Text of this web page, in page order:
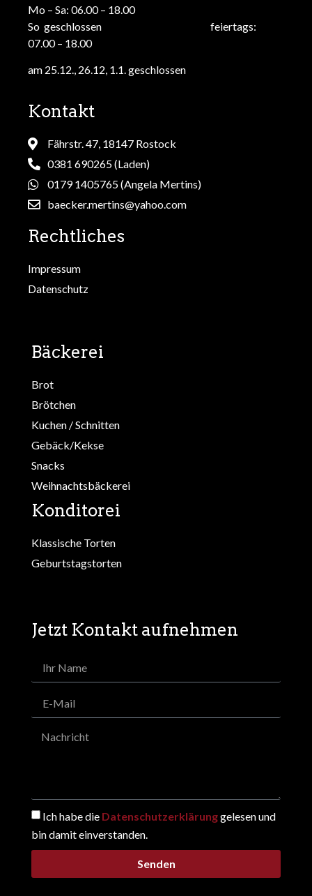
Mo – Sa: 06.00 – 18.00
So geschlossen feiertags:
07.00 – 18.00
am 25.12., 26.12, 1.1. geschlossen
Kontakt
Fährstr. 47, 18147 Rostock
0381 690265 (Laden)
0179 1405765 (Angela Mertins)
baecker.mertins@yahoo.com
Rechtliches
Impressum
Datenschutz
Bäckerei
Brot
Brötchen
Kuchen / Schnitten
Gebäck/Kekse
Snacks
Weihnachtsbäckerei
Konditorei
Klassische Torten
Geburtstagstorten
Jetzt Kontakt aufnehmen
Ich habe die Datenschutzerklärunggelesen und
bin damit einverstanden.
Senden